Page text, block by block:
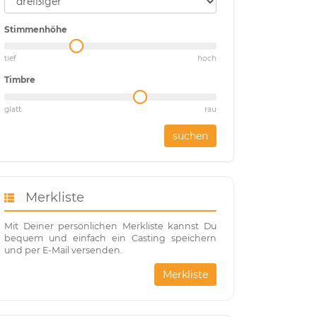
Stimmenhöhe
tief hoch
Timbre
glatt rau
suchen
Merkliste
Mit Deiner persönlichen Merkliste kannst Du
bequem und einfach ein Casting speichern
und per E-Mail versenden.
Merkliste